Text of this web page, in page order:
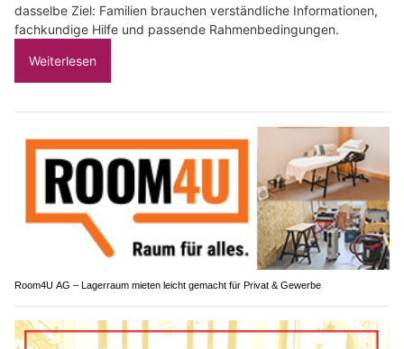
dasselbe Ziel: Familien brauchen verständliche Informationen,
fachkundige Hilfe und passende Rahmenbedingungen.
Weiterlesen
Room4U AG – Lagerraum mieten leicht gemacht für Privat & Gewerbe